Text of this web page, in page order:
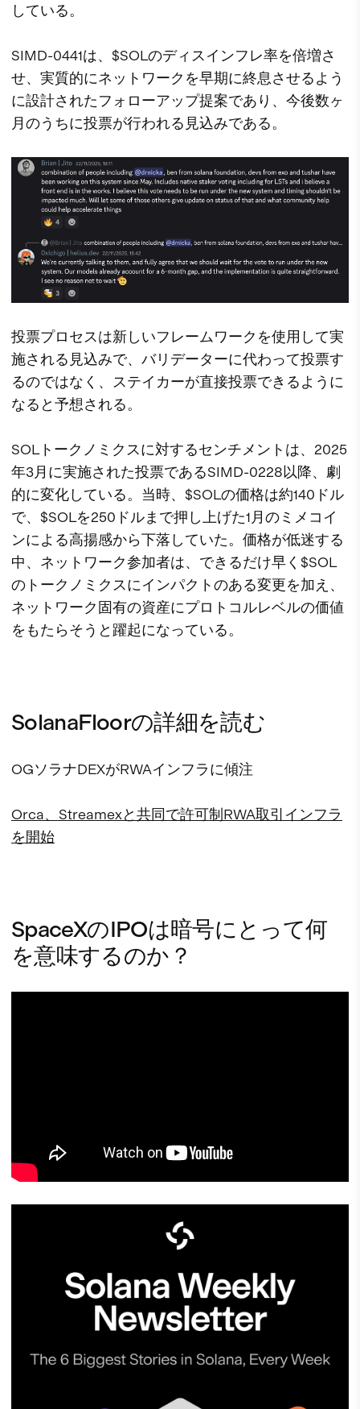
している。
SIMD-0441は、$SOLのディスインフレ率を倍増さ
せ、実質的にネットワークを早期に終息させるよう
に設計されたフォローアップ提案であり、今後数ヶ
月のうちに投票が行われる見込みである。
投票プロセスは新しいフレームワークを使用して実
施される見込みで、バリデーターに代わって投票す
るのではなく、ステイカーが直接投票できるように
なると予想される。
SOLトークノミクスに対するセンチメントは、2025
年3月に実施された投票であるSIMD-0228以降、劇
的に変化している。当時、$SOLの価格は約140ドル
で、$SOLを250ドルまで押し上げた1月のミメコイ
ンによる高揚感から下落していた。価格が低迷する
中、ネットワーク参加者は、できるだけ早く$SOL
のトークノミクスにインパクトのある変更を加え、
ネットワーク固有の資産にプロトコルレベルの価値
をもたらそうと躍起になっている。
SolanaFloorの詳細を読む
OGソラナDEXがRWAインフラに傾注
Orca、Streamexと共同で許可制RWA取引インフラ
を開始
SpaceXのIPOは暗号にとって何
を意味するのか？